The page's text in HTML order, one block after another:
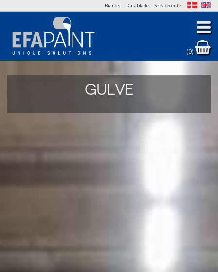
Brands Datablade Servicecenter
(0)
GULVE